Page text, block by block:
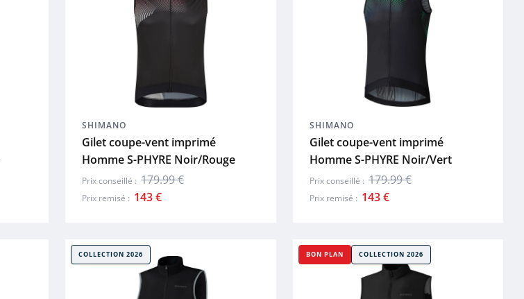
SHIMANO
Gilet coupe-vent imprimé
Homme S-PHYRE Noir/Rouge
Prix conseillé : 179.99 €
Prix remisé : 143 €
SHIMANO
Gilet coupe-vent imprimé
Homme S-PHYRE Noir/Vert
Prix conseillé : 179.99 €
Prix remisé : 143 €
COLLECTION 2026 BON PLAN COLLECTION 2026